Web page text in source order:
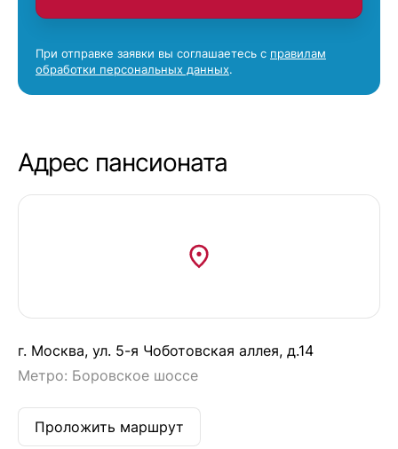
При отправке заявки вы соглашаетесь с правилам
обработки персональных данных.
Адрес пансионата
г. Москва, ул. 5-я Чоботовская аллея, д.14
Метро: Боровское шоссе
Проложить маршрут